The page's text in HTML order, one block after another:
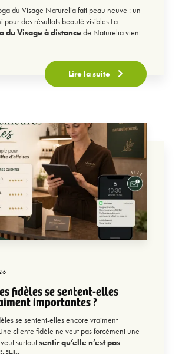
du Visage Naturelia fait peau neuve : un
pour des résultats beauté visibles La
du Visage à distancede Naturelia vient
Lire la suite
fidèles se sentent-elles
importantes ?
se sentent-elles encore vraiment
cliente fidèle ne veut pas forcément une
surtoutsentir qu’elle n’est pas